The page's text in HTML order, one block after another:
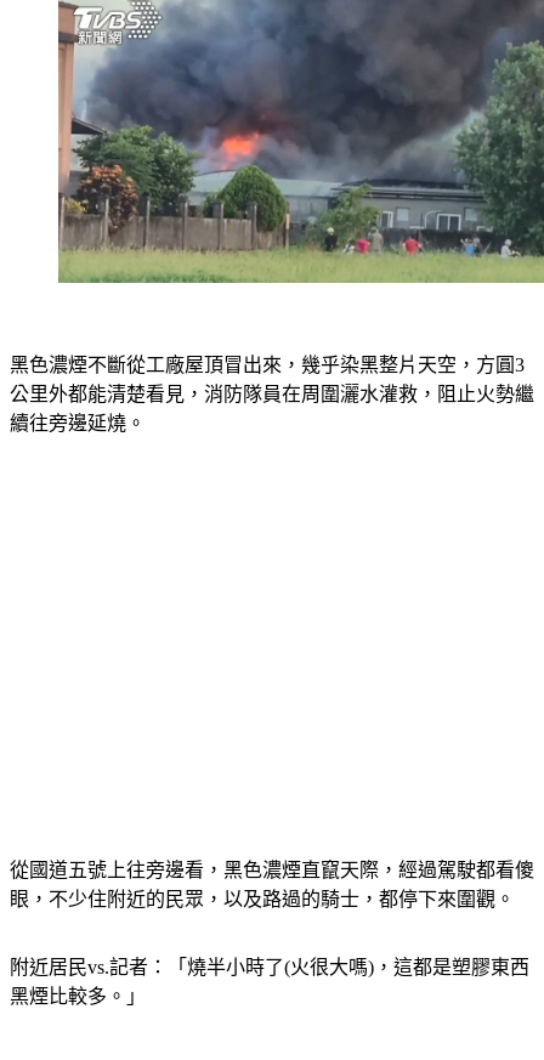
黑色濃煙不斷從工廠屋頂冒出來，幾乎染黑整片天空，方圓3
公里外都能清楚看見，消防隊員在周圍灑水灌救，阻止火勢繼
續往旁邊延燒。
從國道五號上往旁邊看，黑色濃煙直竄天際，經過駕駛都看傻
眼，不少住附近的民眾，以及路過的騎士，都停下來圍觀。
附近居民vs.記者：「燒半小時了(火很大嗎)，這都是塑膠東西
黑煙比較多。」